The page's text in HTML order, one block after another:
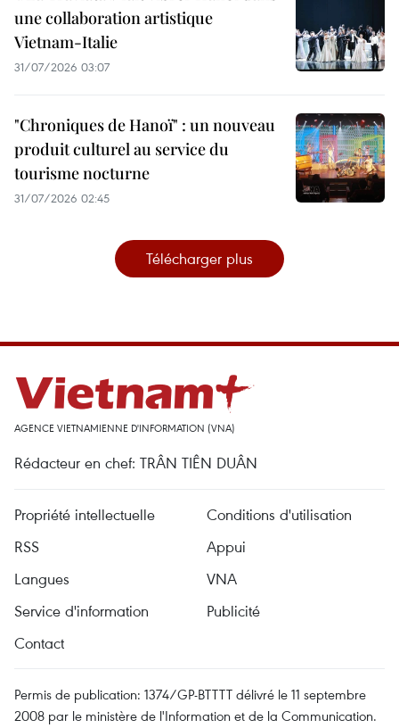
une collaboration artistique
Vietnam-Italie
31/07/2026 03:07
"Chroniques de Hanoï" : un nouveau
produit culturel au service du
tourisme nocturne
31/07/2026 02:45
Télécharger plus
AGENCE VIETNAMIENNE D'INFORMATION (VNA)
Rédacteur en chef: TRÂN TIÊN DUÂN
Propriété intellectuelle
Conditions d'utilisation
RSS
Appui
Langues
VNA
Service d'information
Publicité
Contact
Permis de publication: 1374/GP-BTTTT délivré le 11 septembre
2008 par le ministère de l'Information et de la Communication.